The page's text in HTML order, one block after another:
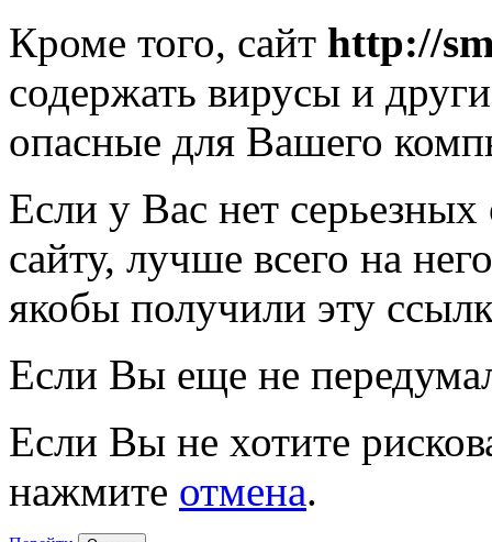
Кроме того, сайт http://
содержать вирусы и
опасные для Вашего
Если у Вас нет
сайту, лучше всего на
якобы получили эту
Если Вы еще не
Если Вы не хотите
нажмите отмена.